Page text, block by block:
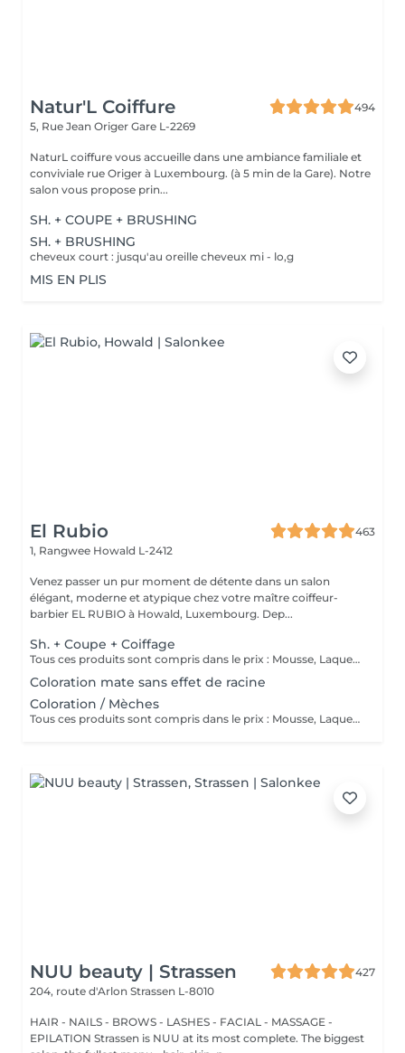
Natur'L Coiffure
494
5, Rue Jean Origer Gare L-2269
NaturL coiffure vous accueille dans une ambiance familiale et
conviviale rue Origer à Luxembourg. (à 5 min de la Gare). Notre
salon vous propose prin...
SH. + COUPE + BRUSHING
SH. + BRUSHING
cheveux court : jusqu'au oreille cheveux mi - lo,g
MIS EN PLIS
El Rubio
463
1, Rangwee Howald L-2412
Venez passer un pur moment de détente dans un salon
élégant, moderne et atypique chez votre maître coiffeur-
barbier EL RUBIO à Howald, Luxembourg. Dep...
Sh. + Coupe + Coiffage
Tous ces produits sont compris dans le prix : Mousse, Laque, Gel, Soin démêlant, Shampoing spécifique. Tous les produits que nous utilisons sont des produits de qualité professionnelle.
Coloration mate sans effet de racine
Coloration / Mèches
Tous ces produits sont compris dans le prix : Mousse, Laque, Gel, Soin démêlant, Shampoing spécifique. Tous les produits que nous utilisons sont des produits de qualité professionnelle.
NUU beauty | Strassen
427
204, route d'Arlon Strassen L-8010
HAIR - NAILS - BROWS - LASHES - FACIAL - MASSAGE -
EPILATION Strassen is NUU at its most complete. The biggest